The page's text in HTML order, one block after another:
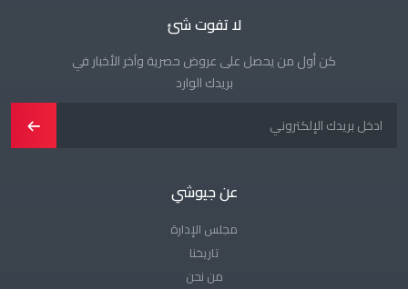
لا تفوت شئ
كن أول من يحصل على عروض حصرية وآخر الأخبار في
بريدك الوارد
عن جيوشي
مجلس الإدارة
تاريخنا
من نحن